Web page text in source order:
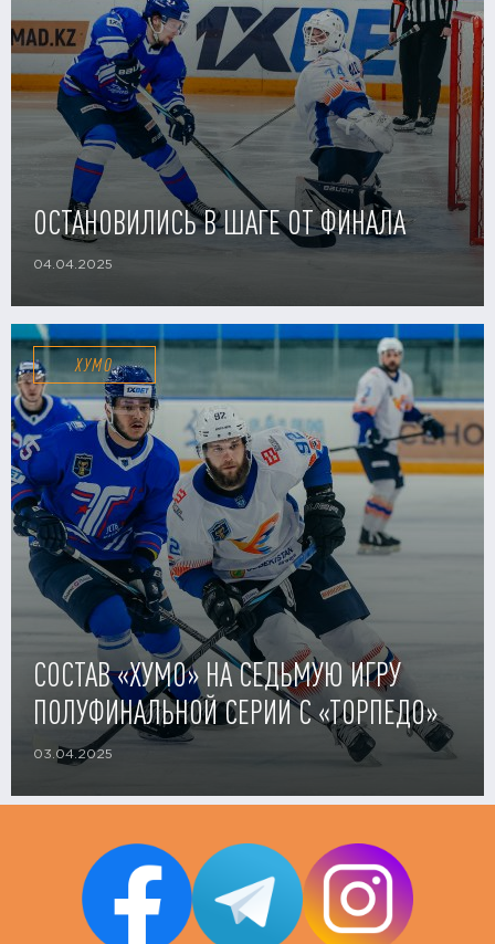
ОСТАНОВИЛИСЬ В ШАГЕ ОТ ФИНАЛА
04.04.2025
ХУМО
СОСТАВ «ХУМО» НА СЕДЬМУЮ ИГРУ
ПОЛУФИНАЛЬНОЙ СЕРИИ С «ТОРПЕДО»
03.04.2025